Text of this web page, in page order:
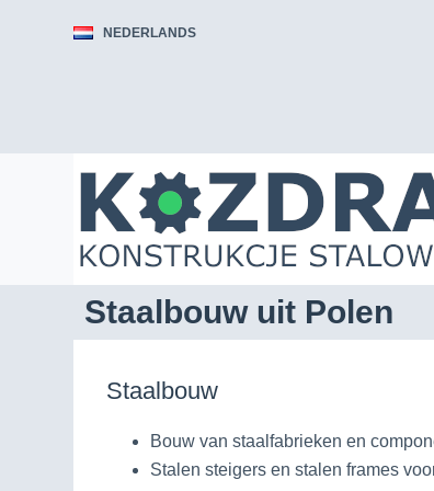
NEDERLANDS
Staalbouw uit Polen
Staalbouw
Bouw van staalfabrieken en
Stalen steigers en stalen frames